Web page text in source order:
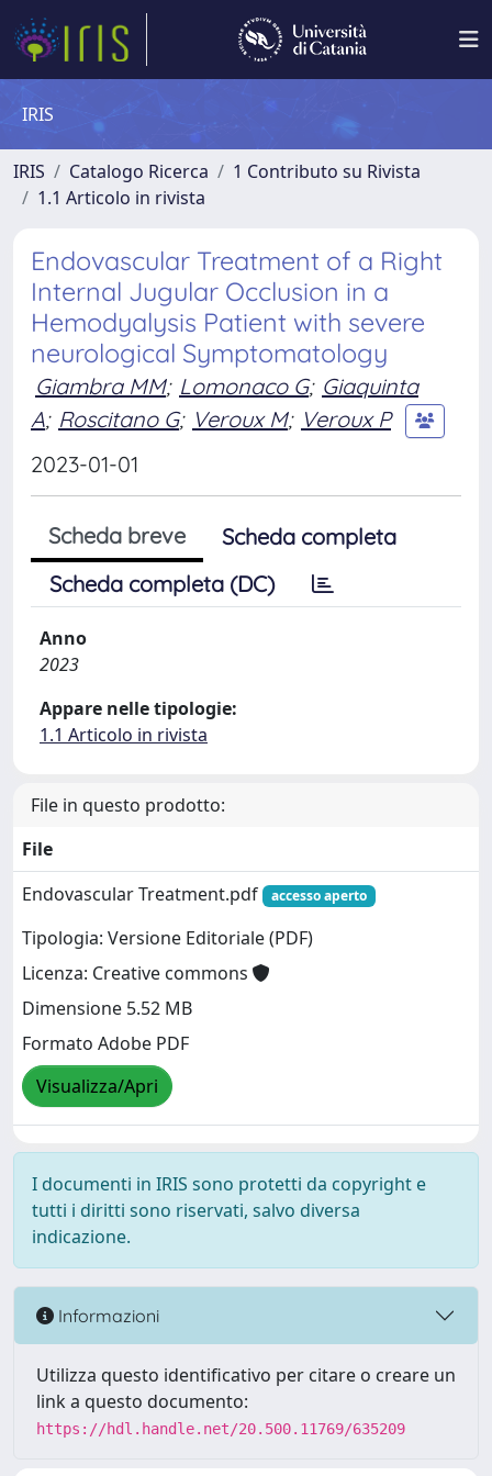
IRIS
IRIS Catalogo Ricerca
1 Contributo su Rivista
1.1 Articolo in rivista
Endovascular Treatment of a Right
Internal Jugular Occlusion in a
Hemodyalysis Patient with severe
neurological Symptomatology
Giambra MM; Lomonaco G; Giaquinta
A; Roscitano G; Veroux M; Veroux P
2023-01-01
Scheda breve
Scheda completa
Scheda completa (DC)
Anno
2023
Appare nelle tipologie:
1.1 Articolo in rivista
File in questo prodotto:
File
Endovascular Treatment.pdf
accesso aperto
Tipologia: Versione Editoriale (PDF)
Licenza: Creative commons
Dimensione 5.52 MB
Formato Adobe PDF
Visualizza/Apri
I documenti in IRIS sono protetti da copyright e
tutti i diritti sono riservati, salvo diversa
indicazione.
Informazioni
Utilizza questo identificativo per citare o creare un
link a questo documento:
https://hdl.handle.net/20.500.11769/635209